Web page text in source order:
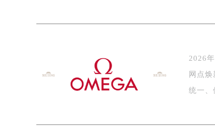
扬州市邗江区国展路29号星耀天
盐城市盐都区世纪大道5号盐城
泰州市海陵区永定东路399号置
2026
网点
统一、